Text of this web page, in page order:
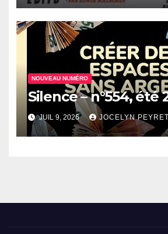
NOUVEAU NUMÉRO
Silence – n°554, été
JUIL 9, 2026 JOCELYN PEYRET